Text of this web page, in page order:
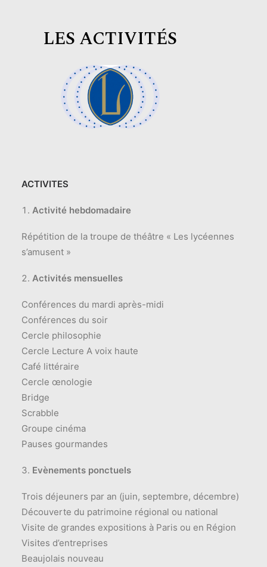
LES ACTIVITÉS
ACTIVITES
Activité hebdomadaire
Répétition de la troupe de théâtre « Les lycéennes
s’amusent »
Activités mensuelles
Conférences du mardi après-midi
Conférences du soir
Cercle philosophie
Cercle Lecture A voix haute
Café littéraire
Cercle œnologie
Bridge
Scrabble
Groupe cinéma
Pauses gourmandes
Evènements ponctuels
Trois déjeuners par an (juin, septembre, décembre)
Découverte du patrimoine régional ou national
Visite de grandes expositions à Paris ou en Région
Visites d’entreprises
Beaujolais nouveau